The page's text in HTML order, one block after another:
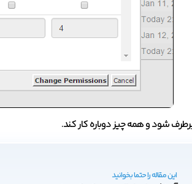
برطرف شود و همه چیز دوباره کار کند.
این مقاله را حتما بخوانید